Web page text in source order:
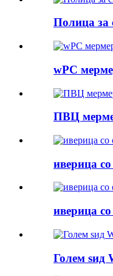
Полица за
wPC
ПВЦ
иверица
иверица
Голем ѕид